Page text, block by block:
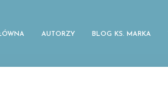
AUTORZY BLOG KS. MARKA